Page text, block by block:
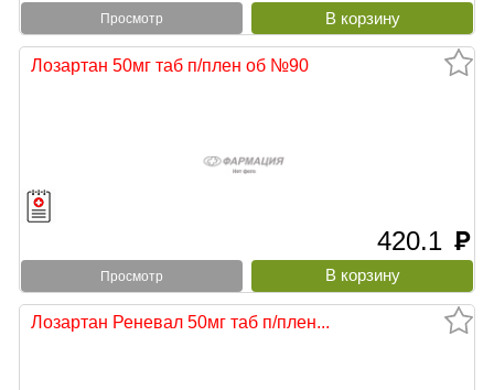
Просмотр
Лозартан 50мг таб п/плен об №90
420.1 руб
Просмотр
Лозартан Реневал 50мг таб п/плен...